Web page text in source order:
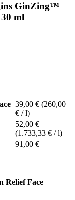
GinZing™
ml
39,00 € (260,00
€ / l)
52,00 €
(1.733,33 € / l)
91,00 €
Relief Face